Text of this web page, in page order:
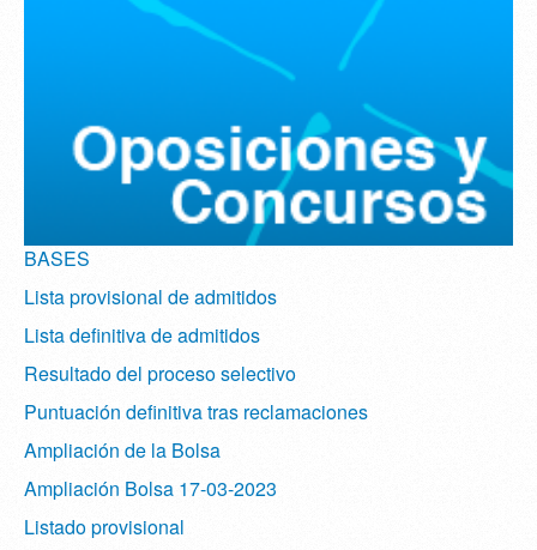
BASES
Lista provisional de admitidos
Lista definitiva de admitidos
Resultado del proceso selectivo
Puntuación definitiva tras reclamaciones
Ampliación de la Bolsa
Ampliación Bolsa 17-03-2023
Listado provisional